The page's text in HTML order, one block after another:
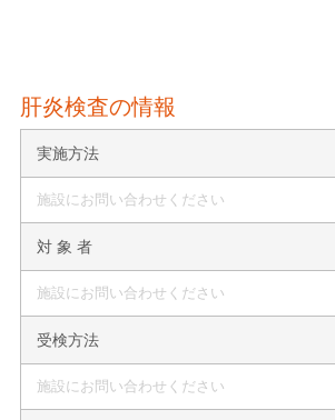
肝炎検査の情報
実施方法
施設にお問い合わせください
対 象 者
施設にお問い合わせください
受検方法
施設にお問い合わせください